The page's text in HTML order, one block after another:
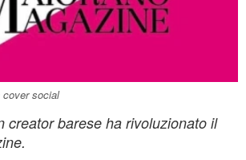
cover social
creator barese ha rivoluzionato il